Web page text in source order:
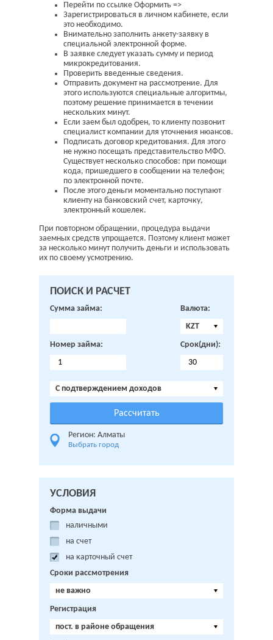
Перейти по ссылке Оформить =>
Зарегистрироваться в личном кабинете, если
это необходимо.
Внимательно заполнить анкету-заявку в
специальной электронной форме.
В заявке следует указать сумму и период
микрокредитования.
Проверить введенные сведения.
Отправить документ на рассмотрение. Для
этого используются специальные алгоритмы,
поэтому решение принимается в течении
нескольких минут.
Если заем был одобрен, то клиенту позвонит
специалист компании для уточнения нюансов.
Подписать договор кредитования. Для этого
не нужно посещать представительство МФО.
Существует несколько способов: при помощи
кода, пришедшего в сообщении на телефон;
по электронной почте.
После этого деньги моментально поступают
клиенту на банковский счет, карточку,
электронный кошелек.
При повторном обращении, процедура выдачи
заемных средств упрощается. Поэтому клиент может
за несколько минут получить деньги и использовать
их по своему усмотрению.
ПОИСК И РАСЧЕТ
Сумма займа:
Валюта:
KZT
Номер займа:
Срок(дни):
C подтверждением доходов
Регион: Алматы
Выбрать город
УСЛОВИЯ
Форма выдачи
наличными
на счет
на карточный счет
Сроки рассмотрения
не важно
Регистрация
пост. в районе обращения